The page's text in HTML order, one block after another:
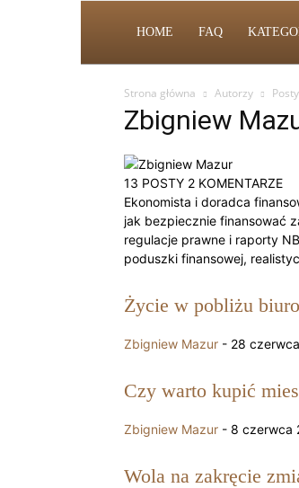
HOME FAQ
Strona główna Autorzy
Zbigniew
13 POSTY 2 KOMENTARZE
Ekonomista i doradca
jak bezpiecznie finansować
regulacje prawne i raporty
poduszki finansowej,
Życie w pobliżu
Zbigniew Mazur - 28
Czy warto kupić
Zbigniew Mazur - 8 czerwca
Wola na zakręcie